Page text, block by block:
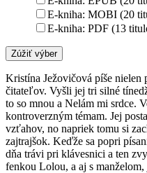
E-kniha: MOBI (20
E-kniha: PDF (13
Zúžiť výber
Kristína Ježovičová píše nielen
čitateľov. Vyšli jej tri silné
to so mnou a Nelám mi srdce.
kontroverzným témam. Jej
vzťahov, no napriek tomu si
zajtrajšok. Keďže sa popri
dňa trávi pri klávesnici a ten
fenkou Lolou, a aj s